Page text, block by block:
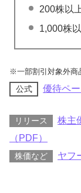
200株以
1,000株
※一部割引対象外商
公式 優待ペ
リリース
株主
（PDF）
株価など ヤフ